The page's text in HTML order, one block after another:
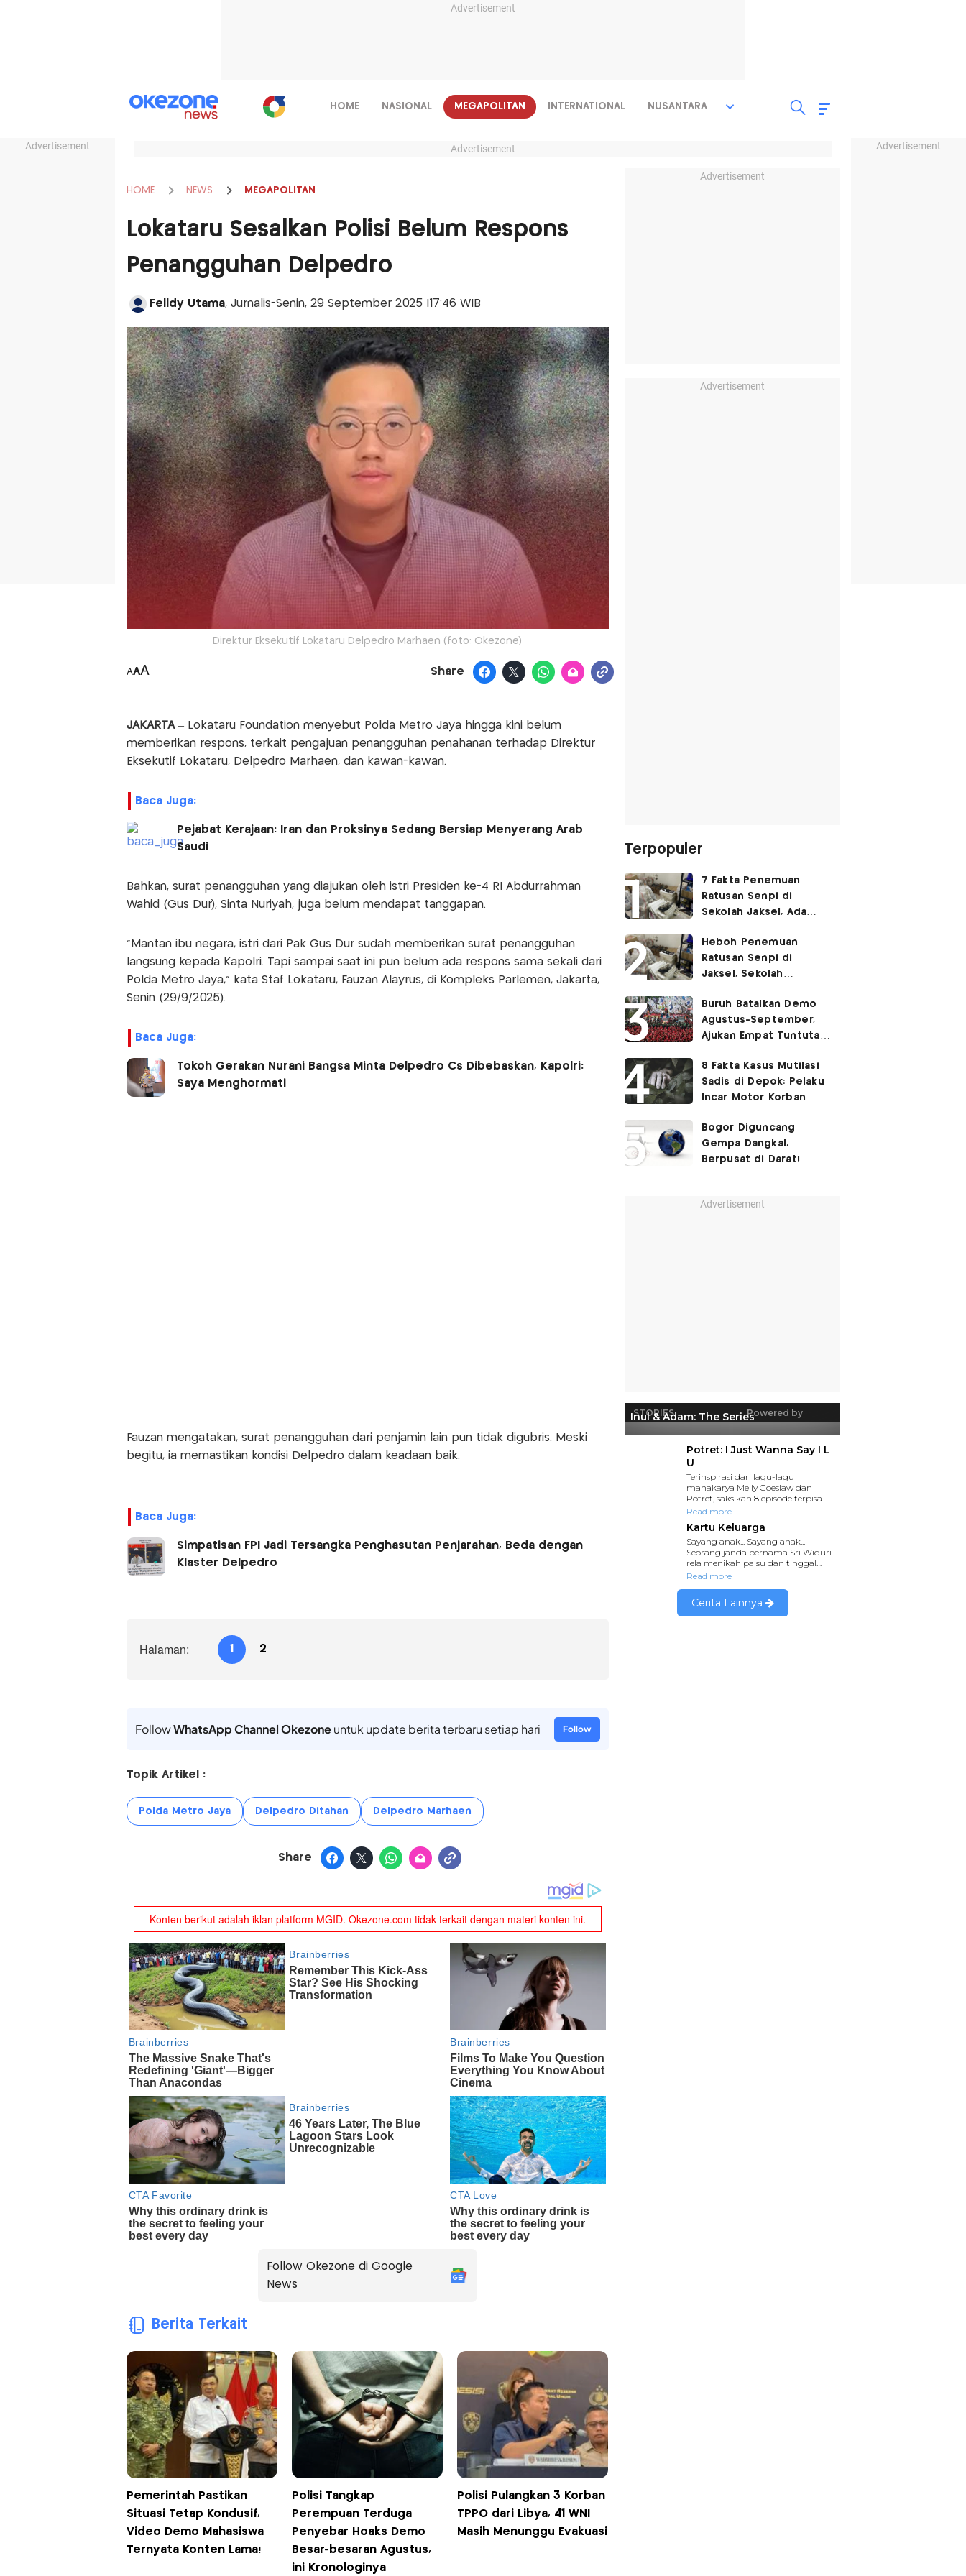
Advertisement
Advertisement Advertisement
HOME NASIONAL MEGAPOLITAN INTERNATIONAL NUSANTARA
Advertisement
HOME NEWS MEGAPOLITAN
Lokataru Sesalkan Polisi Belum Respons
Penangguhan Delpedro
Felldy Utama, Jurnalis-Senin, 29 September 2025 |17:46 WIB
Direktur Eksekutif Lokataru Delpedro Marhaen (foto: Okezone)
AAA Share
JAKARTA – Lokataru Foundation menyebut Polda Metro Jaya hingga kini belum
memberikan respons, terkait pengajuan penangguhan penahanan terhadap Direktur
Eksekutif Lokataru, Delpedro Marhaen, dan kawan-kawan.
Baca Juga:
Pejabat Kerajaan: Iran dan Proksinya Sedang Bersiap Menyerang Arab
Saudi
Bahkan, surat penangguhan yang diajukan oleh istri Presiden ke-4 RI Abdurrahman
Wahid (Gus Dur), Sinta Nuriyah, juga belum mendapat tanggapan.
“Mantan ibu negara, istri dari Pak Gus Dur sudah memberikan surat penangguhan
langsung kepada Kapolri. Tapi sampai saat ini pun belum ada respons sama sekali dari
Polda Metro Jaya,” kata Staf Lokataru, Fauzan Alayrus, di Kompleks Parlemen, Jakarta,
Senin (29/9/2025).
Baca Juga:
Tokoh Gerakan Nurani Bangsa Minta Delpedro Cs Dibebaskan, Kapolri:
Saya Menghormati
Fauzan mengatakan, surat penangguhan dari penjamin lain pun tidak digubris. Meski
begitu, ia memastikan kondisi Delpedro dalam keadaan baik.
Baca Juga:
Simpatisan FPI Jadi Tersangka Penghasutan Penjarahan, Beda dengan
Klaster Delpedro
Halaman: 1 2
FollowWhatsApp Channel Okezoneuntuk update berita terbaru setiap hari Follow
Topik Artikel :
Polda Metro Jaya Delpedro Ditahan Delpedro Marhaen
Share
Follow Okezone di Google
News
Berita Terkait
Pemerintah Pastikan
Situasi Tetap Kondusif,
Video Demo Mahasiswa
Ternyata Konten Lama!
Polisi Tangkap
Perempuan Terduga
Penyebar Hoaks Demo
Besar-besaran Agustus,
ini Kronologinya
Polisi Pulangkan 3 Korban
TPPO dari Libya, 41 WNI
Masih Menunggu Evakuasi
Advertisement
Advertisement
Terpopuler
7 Fakta Penemuan
Ratusan Senpi di
Sekolah Jaksel, Ada
Ruang Bunker
Heboh Penemuan
Ratusan Senpi di
Jaksel, Sekolah
Kegiatan Eskul
Menembak
Buruh Batalkan Demo
Agustus-September,
Ajukan Empat Tuntutan
8 Fakta Kasus Mutilasi
Sadis di Depok: Pelaku
Incar Motor Korban
Bogor Diguncang
Gempa Dangkal,
Berpusat di Darat!
Advertisement